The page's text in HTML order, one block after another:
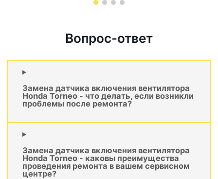
Вопрос-ответ
Замена датчика включения вентилятора
Honda Torneo - что делать, если возникли
проблемы после ремонта?
Замена датчика включения вентилятора
Honda Torneo - каковы преимущества
проведения ремонта в вашем сервисном
центре?